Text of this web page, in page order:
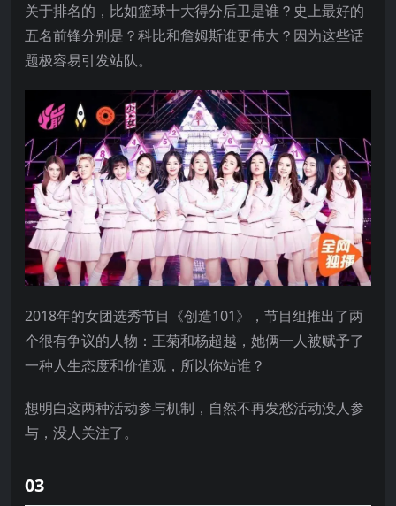
关于排名的，比如篮球十大得分后卫是谁？史上最好的
五名前锋分别是？科比和詹姆斯谁更伟大？因为这些话
题极容易引发站队。
2018年的女团选秀节目《创造101》，节目组推出了两
个很有争议的人物：王菊和杨超越，她俩一人被赋予了
一种人生态度和价值观，所以你站谁？
想明白这两种活动参与机制，自然不再发愁活动没人参
与，没人关注了。
03